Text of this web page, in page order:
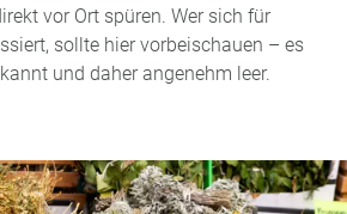
vor Ort spüren. Wer sich für
sollte hier vorbeischauen – es
und daher angenehm leer.